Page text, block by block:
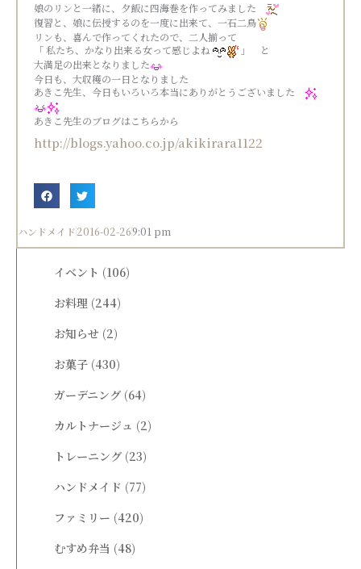
娘のリンと一緒に、夕飯に四海巻を作ってみました
復習と、娘に伝授するのを一度に出来て、一石二鳥
リンも、喜んで作ってくれたので、二人揃って
「 私たち、かなり出来る女って感じよね
」 と
大満足の出来となりました
今日も、大収穫の一日となりました
あきこ先生、今日もいろいろ本当にありがとうございました
あきこ先生のブログはこちらから
http://blogs.yahoo.co.jp/akikirara1122
ハンドメイド2016-02-269:01 pm
イベント (106)
お料理 (244)
お知らせ (2)
お菓子 (430)
ガーデニング (64)
カルトナージュ (2)
トレーニング (23)
ハンドメイド (77)
ファミリー (420)
むすめ弁当 (48)